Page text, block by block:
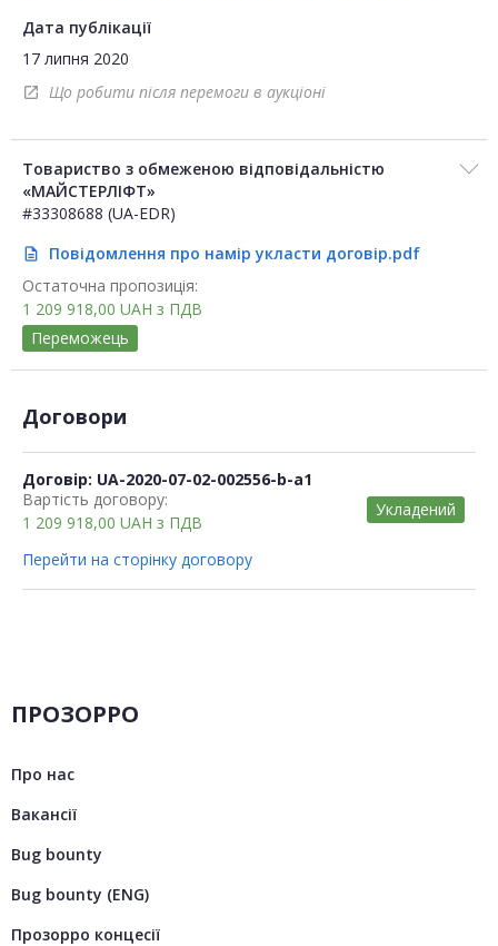
Дата публікації
17 липня 2020
open_in_new Що робити після перемоги в аукціоні
Товариство з обмеженою відповідальністю
«МАЙСТЕРЛІФТ»
#33308688 (UA-EDR)
description
Повідомлення про намір укласти договір.pdf
Остаточна пропозиція:
1 209 918,00 UAH з ПДВ
Переможець
Договори
Договір: UA-2020-07-02-002556-b-a1
Вартість договору:
1 209 918,00 UAH з ПДВ
Укладений
Перейти на сторінку договору
ПРОЗОРРО
Про нас
Вакансії
Bug bounty
Bug bounty (ENG)
Прозорро концесії